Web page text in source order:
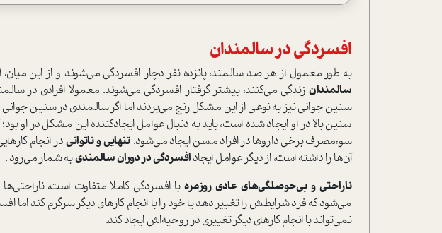
افسردگی در سالمندان
به طور معمول از هر صد سالمند، پانزده نفر دچار افسردگی می‌شوند و از این
سالمندان زندگی می‌کنند، بیشتر گرفتار افسردگی می‌شوند. معمولا افرادی در
سنین جوانی نیز به نوعی از این مشکل رنج می‌بردند اما اگر سالمندی در سنین جوانی
سنین بالا در او ایجاد شده است، باید به دنبال عوامل ایجادکننده این مشکل در او
سوء‌مصرف برخی داروها در افراد مسن ایجاد می‌شود. تنهایی و ناتوانیدر انجام
آن‌ها را داشته است، از دیگر عوامل ایجادافسردگی در دوران سالمندیبه شمار می‌رود .
ناراحتی و بی‌حوصلگی‌های عادی روزمره با افسردگی کاملا متفاوت است،
می‌شود که فرد شرایطش را تغییر دهد یا خود را با انجام کارهای دیگر سرگرم کند اما
نمی‌تواند با انجام کارهای دیگر تغییری در روحیه‌اش‌ ایجاد کند.